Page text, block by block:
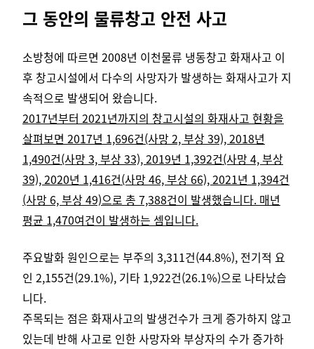
그 동안의 물류창고 안전 사고
소방청에 따르면 2008년 이천물류 냉동창고 화재사고 이
후 창고시설에서 다수의 사망자가 발생하는 화재사고가 지
속적으로 발생되어 왔습니다.
2017년부터 2021년까지의 창고시설의 화재사고 현황을
살펴보면 2017년 1,696건(사망 2, 부상 39), 2018년
1,490건(사망 3, 부상 33), 2019년 1,392건(사망 4, 부상
39), 2020년 1,416건(사망 46, 부상 66), 2021년 1,394건
(사망 6, 부상 49)으로 총 7,388건이 발생했습니다. 매년
평균 1,470여건이 발생하는 셈입니다.
주요발화 원인으로는 부주의 3,311건(44.8%), 전기적 요
인 2,155건(29.1%), 기타 1,922건(26.1%)으로 나타났습
니다.
주목되는 점은 화재사고의 발생건수가 크게 증가하지 않고
있는데 반해 사고로 인한 사망자와 부상자의 수가 증가하